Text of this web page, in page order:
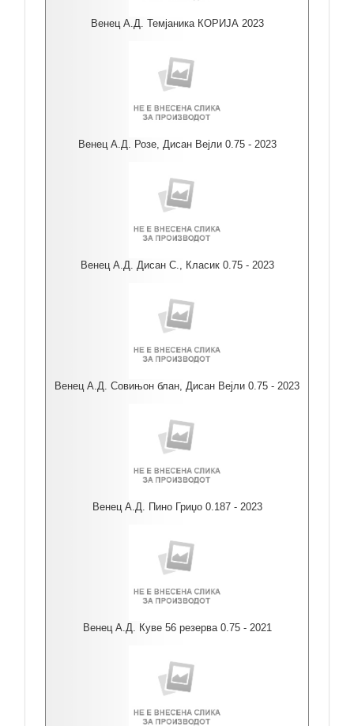
Венец А.Д. Темјаника КОРИЈА 2023
Венец А.Д. Розе, Дисан Вејли 0.75 - 2023
Венец А.Д. Дисан С., Класик 0.75 - 2023
Венец А.Д. Совињон блан, Дисан Вејли 0.75 - 2023
Венец А.Д. Пино Гриџо 0.187 - 2023
Венец А.Д. Куве 56 резерва 0.75 - 2021